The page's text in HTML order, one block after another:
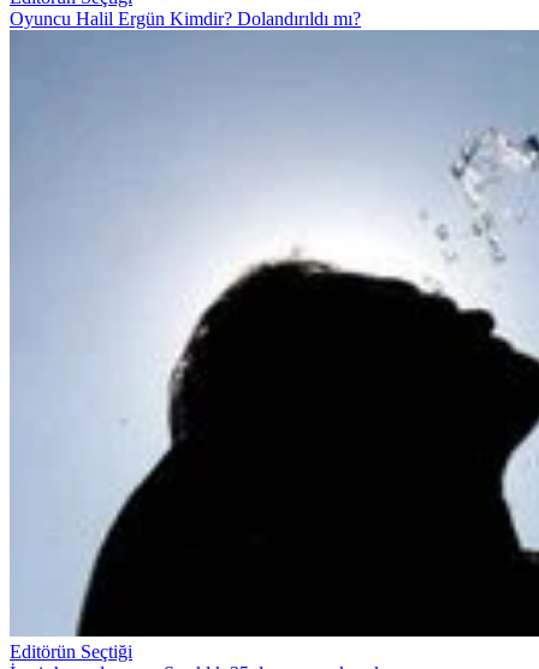
Oyuncu Halil Ergün Kimdir? Dolandırıldı mı?
Editörün Seçtiği